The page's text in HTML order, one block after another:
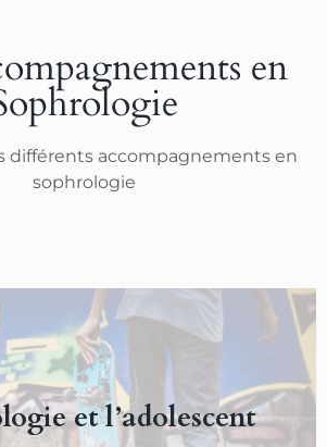
en
différents accompagnements en
sophrologie
et l’adolescent
En Savoir Plus